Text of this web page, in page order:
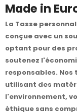
Made in
La Tasse
conçue avec un
optant pour des
soutenez
responsables. Nos
utilisant des
l'environnement,
éthique sans